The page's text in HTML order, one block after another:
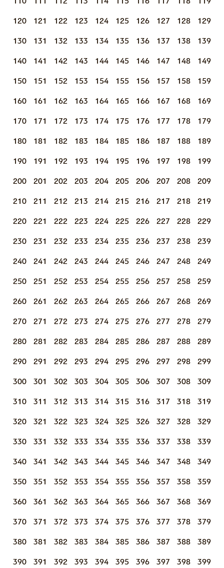
120 121 122 123 124 125 126 127 128 129
130 131 132 133 134 135 136 137 138 139
140 141 142 143 144 145 146 147 148 149
150 151 152 153 154 155 156 157 158 159
160 161 162 163 164 165 166 167 168 169
170 171 172 173 174 175 176 177 178 179
180 181 182 183 184 185 186 187 188 189
190 191 192 193 194 195 196 197 198 199
200 201 202 203 204 205 206 207 208 209
210 211 212 213 214 215 216 217 218 219
220 221 222 223 224 225 226 227 228 229
230 231 232 233 234 235 236 237 238 239
240 241 242 243 244 245 246 247 248 249
250 251 252 253 254 255 256 257 258 259
260 261 262 263 264 265 266 267 268 269
270 271 272 273 274 275 276 277 278 279
280 281 282 283 284 285 286 287 288 289
290 291 292 293 294 295 296 297 298 299
300 301 302 303 304 305 306 307 308 309
310 311 312 313 314 315 316 317 318 319
320 321 322 323 324 325 326 327 328 329
330 331 332 333 334 335 336 337 338 339
340 341 342 343 344 345 346 347 348 349
350 351 352 353 354 355 356 357 358 359
360 361 362 363 364 365 366 367 368 369
370 371 372 373 374 375 376 377 378 379
380 381 382 383 384 385 386 387 388 389
390 391 392 393 394 395 396 397 398 399